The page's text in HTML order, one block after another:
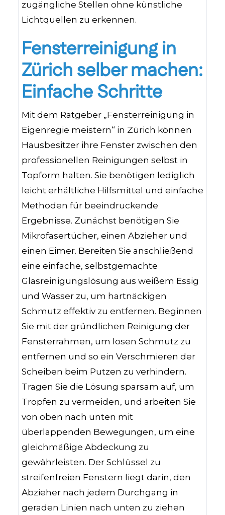
zugängliche Stellen ohne künstliche
Lichtquellen zu erkennen.
Fensterreinigung in
Zürich selber machen:
Einfache Schritte
Mit dem Ratgeber „Fensterreinigung in
Eigenregie meistern“ in Zürich können
Hausbesitzer ihre Fenster zwischen den
professionellen Reinigungen selbst in
Topform halten. Sie benötigen lediglich
leicht erhältliche Hilfsmittel und einfache
Methoden für beeindruckende
Ergebnisse. Zunächst benötigen Sie
Mikrofasertücher, einen Abzieher und
einen Eimer. Bereiten Sie anschließend
eine einfache, selbstgemachte
Glasreinigungslösung aus weißem Essig
und Wasser zu, um hartnäckigen
Schmutz effektiv zu entfernen. Beginnen
Sie mit der gründlichen Reinigung der
Fensterrahmen, um losen Schmutz zu
entfernen und so ein Verschmieren der
Scheiben beim Putzen zu verhindern.
Tragen Sie die Lösung sparsam auf, um
Tropfen zu vermeiden, und arbeiten Sie
von oben nach unten mit
überlappenden Bewegungen, um eine
gleichmäßige Abdeckung zu
gewährleisten. Der Schlüssel zu
streifenfreien Fenstern liegt darin, den
Abzieher nach jedem Durchgang in
geraden Linien nach unten zu ziehen